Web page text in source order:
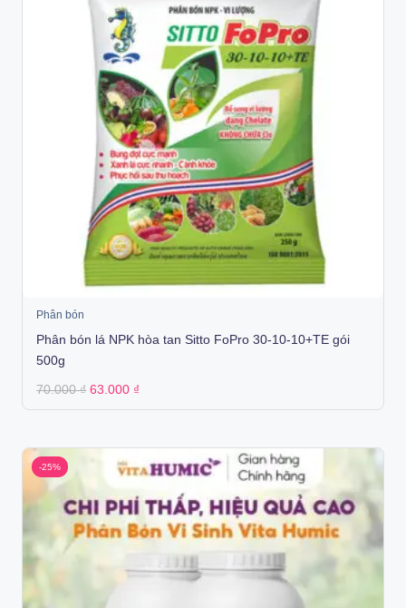
Phân bón
Phân bón lá NPK hòa tan Sitto FoPro 30-10-10+TE gói
500g
70.000₫ Original
was:
63.000 ₫
is:
-25%